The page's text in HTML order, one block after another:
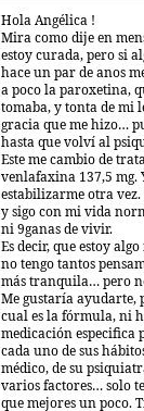
Hola Angélica !
Mira como dije en
estoy curada, pero si
hace un par de anos
a poco la paroxetina,
tomaba, y tonta de mi
gracia que me hizo…
hasta que volví al
Este me cambio de
venlafaxina 137,5 mg.
estabilizarme otra
y sigo con mi vida
ni 9ganas de vivir.
Es decir, que estoy
no tengo tantos
más tranquila… pero
Me gustaría ayudarte,
cual es la fórmula, ni
medicación especifica
cada uno de sus
médico, de su
varios factores… solo
que mejores un poco.